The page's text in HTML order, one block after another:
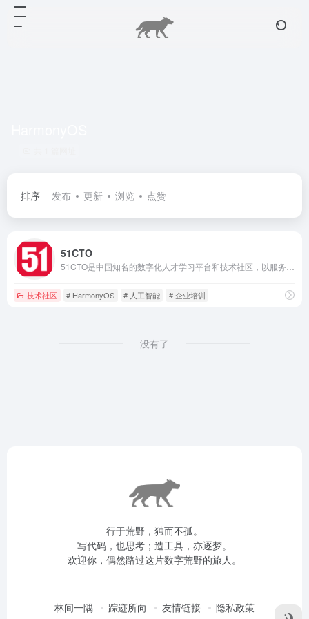
排序 发布 更新 浏览 点赞
51CTO
技术社区 # HarmonyOS # 人工智能 # 企业培训
没有了
行于荒野，独而不孤。
写代码，也思考；造工具，亦逐梦。
欢迎你，偶然路过这片数字荒野的旅人。
林间一隅 踪迹所向 友情链接 隐私政策